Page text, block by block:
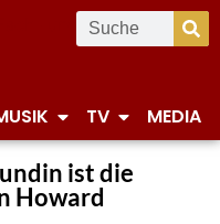
TV MEDIA
ist die
Howard